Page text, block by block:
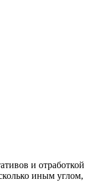
и отработкой
иным углом,